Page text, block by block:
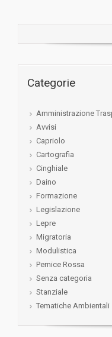
Categorie
Amministrazione
Avvisi
Capriolo
Cartografia
Cinghiale
Daino
Formazione
Legislazione
Lepre
Migratoria
Modulistica
Pernice Rossa
Senza categoria
Stanziale
Tematiche Ambientali